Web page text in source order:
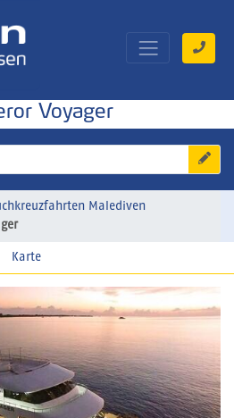
Voyager
Malediven
Karte